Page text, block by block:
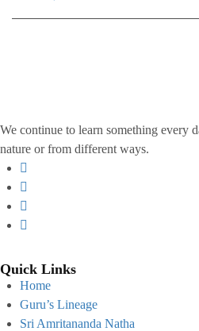
We continue to learn something every
nature or from different ways.
Quick Links
Home
Guru’s Lineage
Sri Amritananda Natha